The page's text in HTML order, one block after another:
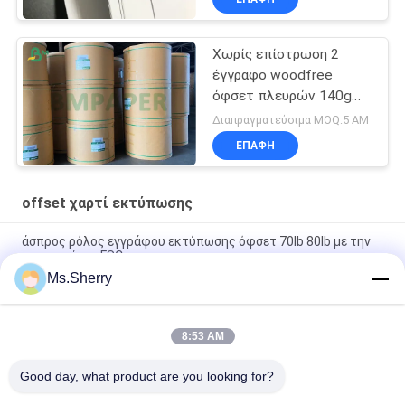
Χωρίς επίστρωση 2
έγγραφο woodfree
όφσετ πλευρών 140g
160g κιτρινωπό/
έγγραφο βιβλίων
ελεφαντόδοντου
Διαπραγματεύσιμα MOQ:5 ΑΜ
ΕΠΑΦΉ
offset χαρτί εκτύπωσης
άσπρος ρόλος εγγράφου εκτύπωσης όφσετ 70lb 80lb με την
πιστοποίηση FSC
Υψηλή ακαμψία μεγέθους 650/800mm και μηχανικό έγγραφο
εκτύπωσης όφσετ δύναμης στο ρόλο
Το άσπρο χωρίς επίστρωση έγγραφο εκτύπωσης όφσετ
Ms.Sherry
8:53 AM
Good day, what product are you looking for?